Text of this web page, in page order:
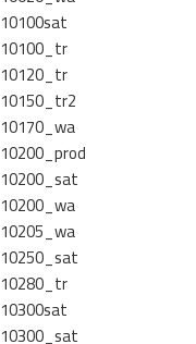
10100sat
10100_tr
10120_tr
10150_tr2
10170_wa
10200_prod
10200_sat
10200_wa
10205_wa
10250_sat
10280_tr
10300sat
10300_sat